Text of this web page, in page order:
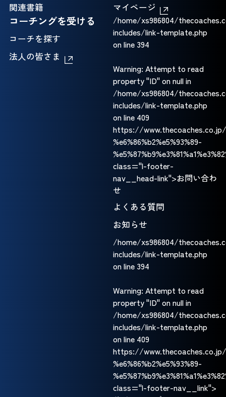
関連書籍
マイページ
コーチングを受ける
コーチを探す
法人の皆さま
/home/xs986804/
includes/link-template.php
on line 394
Warning: Attempt to read
property "ID" on null in
/home/xs986804/
includes/link-template.php
on line 409
https://www.thecoaches.co.jp/
%e6%86%b2%e5%93%89-
class="l-footer-
nav__head-link">お問い合わ
せ
よくある質問
お知らせ
/home/xs986804/
includes/link-template.php
on line 394
Warning: Attempt to read
property "ID" on null in
/home/xs986804/
includes/link-template.php
on line 409
https://www.thecoaches.co.jp/
%e6%86%b2%e5%93%89-
class="l-footer-nav__link">